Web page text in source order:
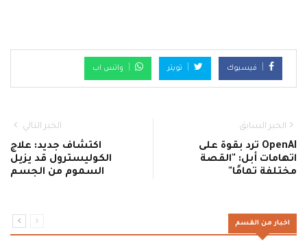
فيسبوك تويتر واتس اب
الخبر السابق
OpenAI ترد بقوة على
اتهامات أبل: "القصة
مختلفة تمامًا"
الخبر التالي
اكتشاف جديد: علاج
الكوليسترول قد يزيل
السموم من الجسم
اخبار من القسم